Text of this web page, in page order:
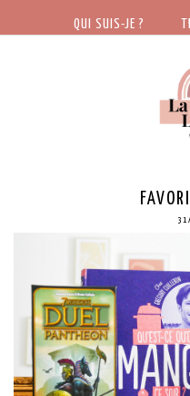
QUI SUIS-JE ?